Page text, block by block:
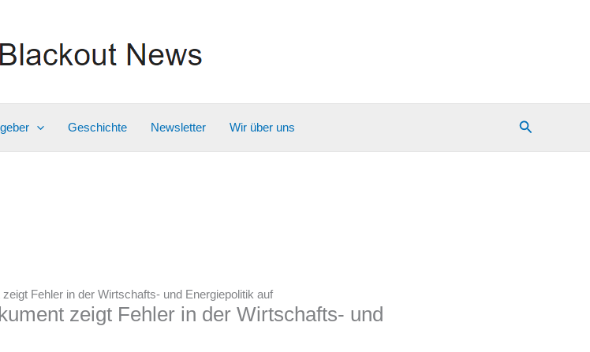
Geschichte Newsletter Wir über uns Suchen
Fehler in der Wirtschafts- und Energiepolitik auf
zeigt Fehler in der Wirtschafts- und